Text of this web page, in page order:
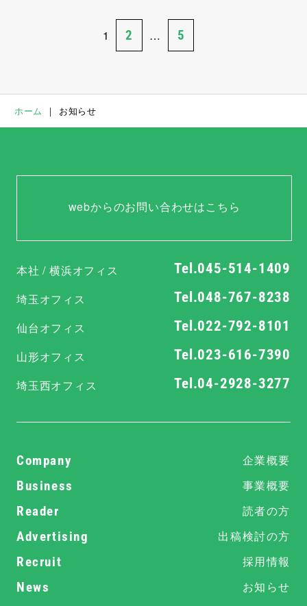
1 2 … 5
ホーム ｜ お知らせ
Company 企業概要
Business 事業概要
Reader 読者の方
Advertising 出稿検討の方
Recruit 採用情報
News お知らせ
webからのお問い合わせはこちら
本社 / 横浜オフィス Tel.045-514-1409
埼玉オフィス Tel.048-767-8238
仙台オフィス Tel.022-792-8101
山形オフィス Tel.023-616-7390
埼玉西オフィス Tel.04-2928-3277